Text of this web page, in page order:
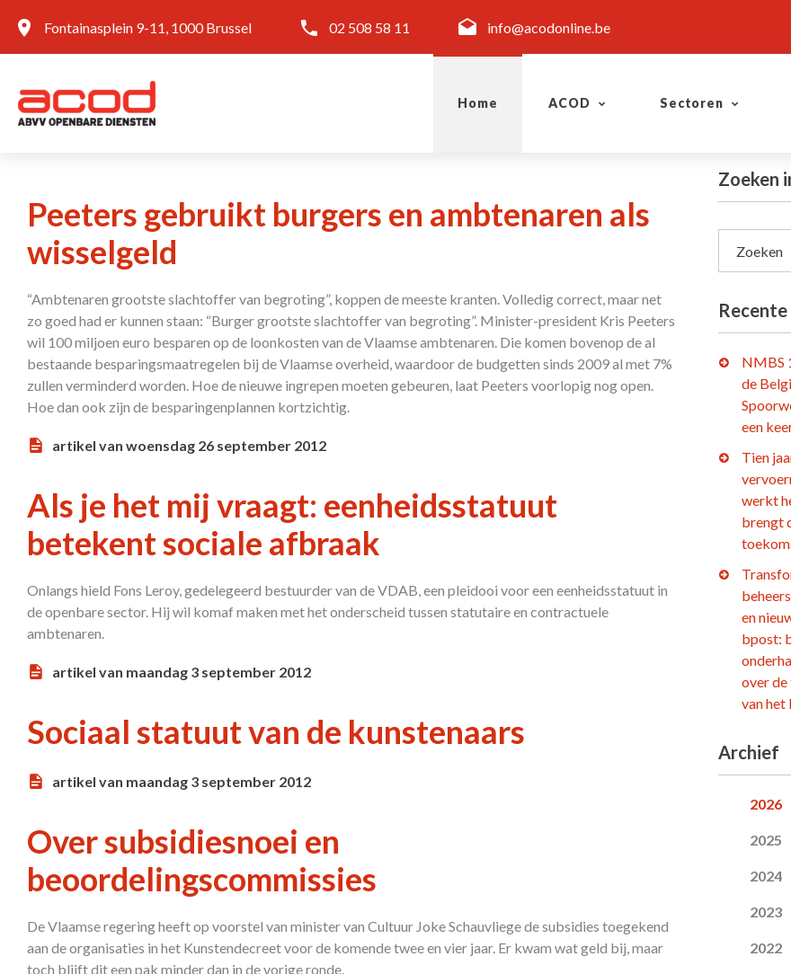
Fontainasplein 9-11, 1000 Brussel 02 508 58 11 info@acodonline.be
Home ACOD Sectoren
Peeters gebruikt burgers en ambtenaren als
wisselgeld
“Ambtenaren grootste slachtoffer van begroting”, koppen de meeste kranten. Volledig correct, maar net
zo goed had er kunnen staan: “Burger grootste slachtoffer van begroting”. Minister-president Kris Peeters
wil 100 miljoen euro besparen op de loonkosten van de Vlaamse ambtenaren. Die komen bovenop de al
bestaande besparingsmaatregelen bij de Vlaamse overheid, waardoor de budgetten sinds 2009 al met 7%
zullen verminderd worden. Hoe de nieuwe ingrepen moeten gebeuren, laat Peeters voorlopig nog open.
Hoe dan ook zijn de besparingenplannen kortzichtig.
artikel van woensdag 26 september 2012
Als je het mij vraagt: eenheidsstatuut
betekent sociale afbraak
Onlangs hield Fons Leroy, gedelegeerd bestuurder van de VDAB, een pleidooi voor een eenheidsstatuut in
de openbare sector. Hij wil komaf maken met het onderscheid tussen statutaire en contractuele
ambtenaren.
artikel van maandag 3 september 2012
Sociaal statuut van de kunstenaars
artikel van maandag 3 september 2012
Over subsidiesnoei en
beoordelingscommissies
De Vlaamse regering heeft op voorstel van minister van Cultuur Joke Schauvliege de subsidies toegekend
aan de organisaties in het Kunstendecreet voor de komende twee en vier jaar. Er kwam wat geld bij, maar
toch blijft dit een pak minder dan in de vorige ronde.
Zoeken
Zoeken
NMBS
de
een
Tien
werkt
brengt
en
bpost:
over
van
Archief
2026
2025
2024
2023
2022